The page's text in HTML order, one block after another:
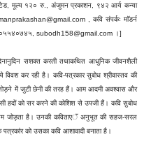
मूल्य १२० रु., अंजुमन प्रकाशन, ९४२ आर्य कन्या
, कवि संपर्कः माॅडर्न
subodh158@gmail.com ।]
सशक्त करती तथाकथित आधुनिक जीवनशैली
कर रही है। कवि-पत्रकार सुबोध श्रीवास्तव की
तोड़ने में जुटी छेनी की तरह हैं। आम आदमी अवश्वास और
हदों को सर करने की कोशिश से उपजी हैं। कवि सुबोध
सम जोड़ता है। उनकी कविताएॅं अनुभूत की सहज-सरल
को उसका कवि आशावादी बनाता है।